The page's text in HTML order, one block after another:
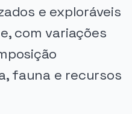
e exploráveis
com variações
fauna e recursos